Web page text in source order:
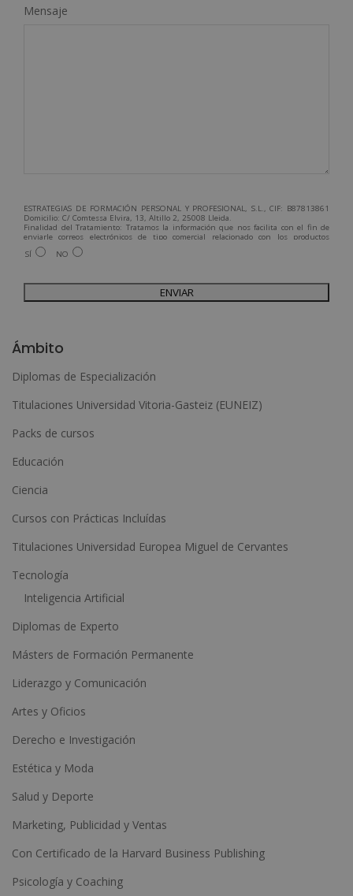
Mensaje
ESTRATEGIAS DE FORMACIÓN PERSONAL Y PROFESIONAL, S.L., CIF: B87813861
Domicilio: C/ Comtessa Elvira, 13, Altillo 2, 25008 Lleida.
Finalidad del Tratamiento: Tratamos la información que nos facilita con el fin de
enviarle correos electrónicos de tipo comercial relacionado con los productos
ofrecidos y otros tipo de productos que fueran de su interés.
Legitimación del tratamiento: Consentimiento del interesado.
Para más información consulte nuestra Política de Privacidad.
Desea recibir información comercial (vía telefónica y/o email):
SÍ NO
e
r
n
i
v
e
Ámbito
Diplomas de Especialización
Titulaciones Universidad Vitoria-Gasteiz (EUNEIZ)
Packs de cursos
Educación
Ciencia
Cursos con Prácticas Incluídas
Titulaciones Universidad Europea Miguel de Cervantes
Tecnología
Inteligencia Artificial
Diplomas de Experto
Másters de Formación Permanente
Liderazgo y Comunicación
Artes y Oficios
Derecho e Investigación
Estética y Moda
Salud y Deporte
Marketing, Publicidad y Ventas
Con Certificado de la Harvard Business Publishing
Psicología y Coaching